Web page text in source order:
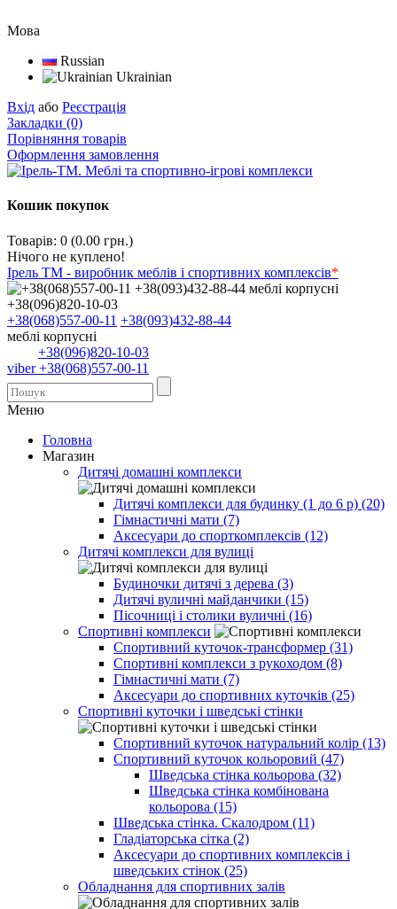
Мова
Russian
Ukrainian
Вхід або Реєстрація
Закладки (0)
Порівняння товарів
Оформлення замовлення
Кошик покупок
Товарів: 0 (0.00 грн.)
Нічого не куплено!
Ірель ТМ - виробник меблів і спортивних комплексів*
+38(068)557-00-11 +38(093)432-88-44
меблі корпусні
+38(096)820-10-03
viber +38(068)557-00-11
Меню
Головна
Магазин
Дитячі домашні комплекси
Дитячі комплекси для будинку (1 до 6 р) (20)
Гімнастичні мати (7)
Аксесуари до спорткомплексів (12)
Дитячі комплекси для вулиці
Будиночки дитячі з дерева (3)
Дитячі вуличні майданчики (15)
Пісочниці і столики вуличні (16)
Спортивні комплекси
Спортивний куточок-трансформер (31)
Спортивні комплекси з рукоходом (8)
Гімнастичні мати (7)
Аксесуари до спортивних куточків (25)
Спортивні куточки і шведські стінки
Спортивний куточок натуральний колір (13)
Спортивний куточок кольоровий (47)
Шведська стінка кольорова (32)
Шведська стінка комбінована
кольорова (15)
Шведська стінка. Скалодром (11)
Гладіаторська сітка (2)
Аксесуари до спортивних комплексів і
шведських стінок (25)
Обладнання для спортивних залів